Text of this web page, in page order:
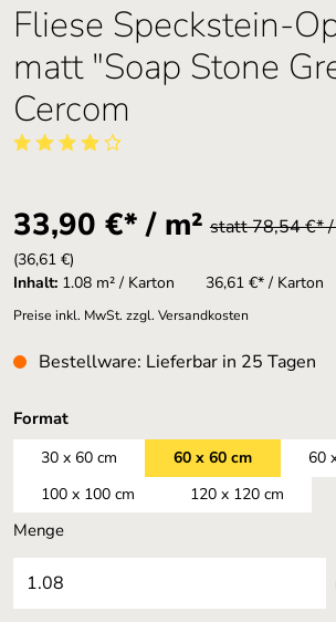
Fliese Speckstein-
matt "Soap Stone
Cercom
33,90 €* / m² statt 78,54 €*
(36,61 €)
Inhalt: 1.08 m² / Karton 36,61 €* / Karton
Preise inkl. MwSt. zzgl. Versandkosten
Bestellware: Lieferbar in 25 Tagen
Formatauswählen
30 x 60 cm 60 x 60 cm
60
100 x 100 cm
120 x 120 cm
Menge